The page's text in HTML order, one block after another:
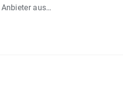
aus…